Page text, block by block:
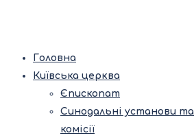
Головна
Київська церква
Єпископат
Синодальні установи та
комісії